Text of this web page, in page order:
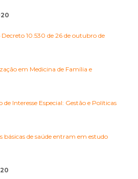
10.530 de 26 de outubro de
em Medicina de Família e
Interesse Especial: Gestão e Políticas
básicas de saúde entram em estudo